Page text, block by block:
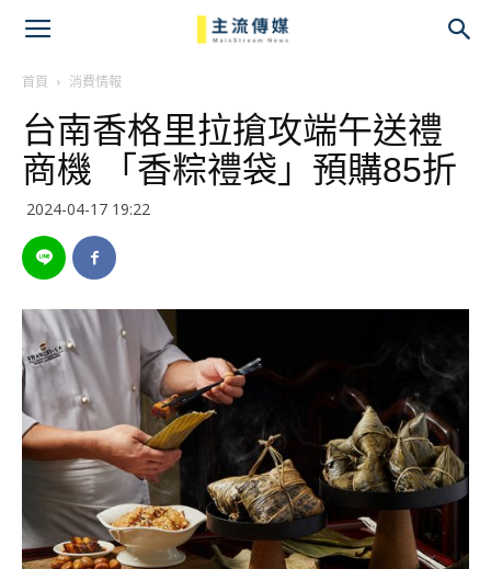
首頁 消費情報
台南香格里拉搶攻端午送禮
商機 「香粽禮袋」預購85折
2024-04-17 19:22